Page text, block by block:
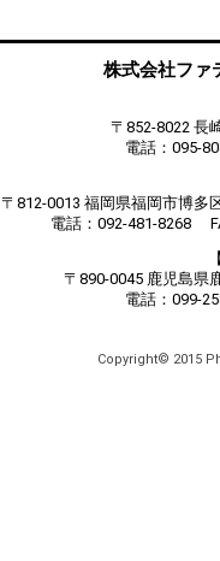
株式会社フ
〒852-8022 長
電話：095-
〒812-0013 福岡県福岡市博
電話：092-481-8268
〒890-0045 鹿児島
電話：099-
Copyright© 2015